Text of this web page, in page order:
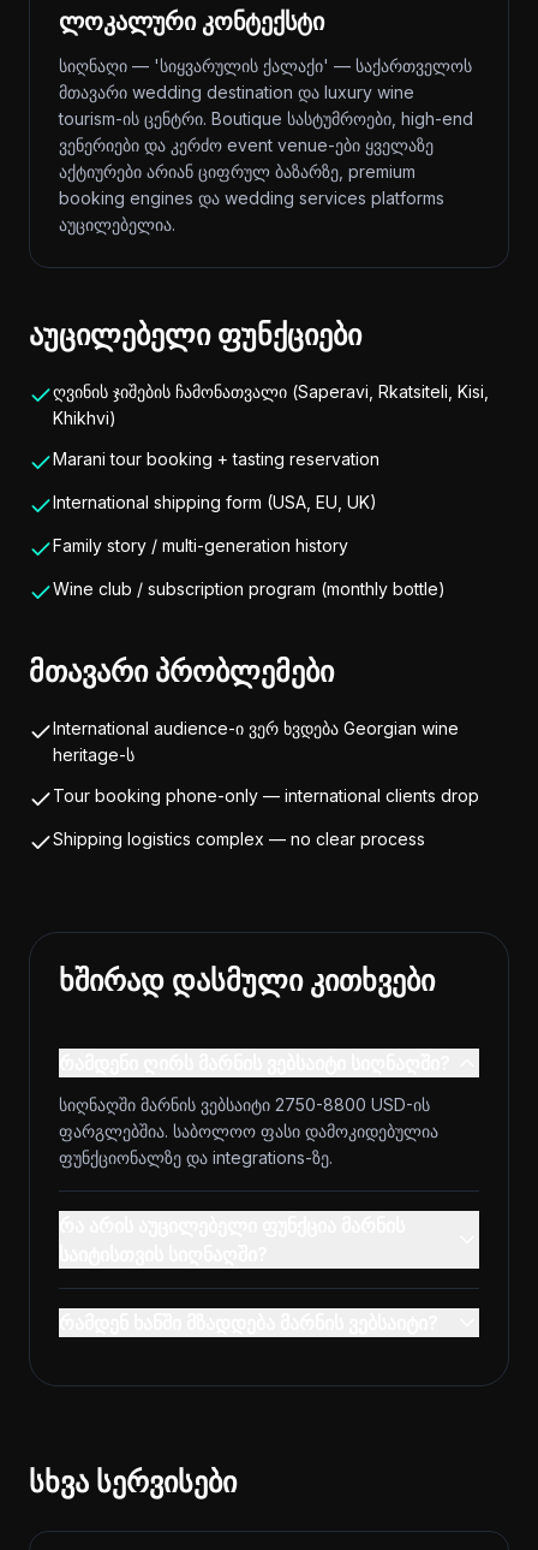
ლოკალური კონტექსტი
სიღნაღი — 'სიყვარულის ქალაქი' — საქართველოს
მთავარი wedding destination და luxury wine
tourism-ის ცენტრი. Boutique სასტუმროები, high-end
ვენერიები და კერძო event venue-ები ყველაზე
აქტიურები არიან ციფრულ ბაზარზე, premium
booking engines და wedding services platforms
აუცილებელია.
აუცილებელი ფუნქციები
ღვინის ჯიშების ჩამონათვალი (Saperavi, Rkatsiteli, Kisi,
Khikhvi)
Marani tour booking + tasting reservation
International shipping form (USA, EU, UK)
Family story / multi-generation history
Wine club / subscription program (monthly bottle)
მთავარი პრობლემები
International audience-ი ვერ ხვდება Georgian wine
heritage-ს
Tour booking phone-only — international clients drop
Shipping logistics complex — no clear process
ხშირად დასმული კითხვები
სიღნაღში მარნის ვებსაიტი 2750-8800 USD-ის
ფარგლებშია. საბოლოო ფასი დამოკიდებულია
ფუნქციონალზე და integrations-ზე.
სხვა სერვისები